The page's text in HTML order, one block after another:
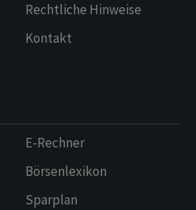
Rechtliche Hinweise
Kontakt
E-Rechner
Börsenlexikon
Sparplan